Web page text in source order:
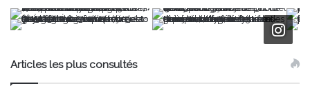
Articles les plus consultés